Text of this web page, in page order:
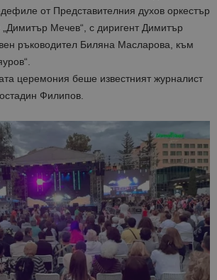
от Представителния духов оркестър
Мечев“, с диригент Димитър
ръководител Биляна Масларова, към
церемония беше известният журналист
Филипов.